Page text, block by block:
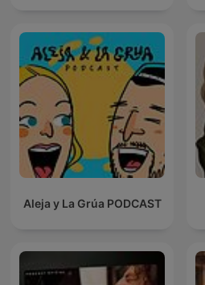
Aleja y La Grúa PODCAST